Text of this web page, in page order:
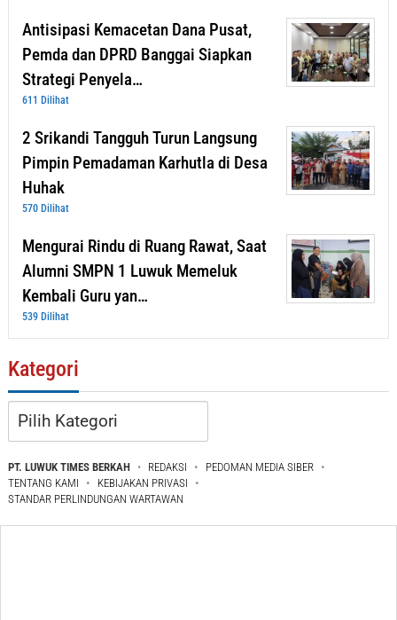
Antisipasi Kemacetan Dana Pusat,
Pemda dan DPRD Banggai Siapkan
Strategi Penyela…
611 Dilihat
2 Srikandi Tangguh Turun Langsung
Pimpin Pemadaman Karhutla di Desa
Huhak
570 Dilihat
Mengurai Rindu di Ruang Rawat, Saat
Alumni SMPN 1 Luwuk Memeluk
Kembali Guru yan…
539 Dilihat
Kategori
Kategori
PT. LUWUK TIMES BERKAH REDAKSI
PEDOMAN MEDIA SIBER
TENTANG KAMI
KEBIJAKAN PRIVASI
STANDAR PERLINDUNGAN WARTAWAN